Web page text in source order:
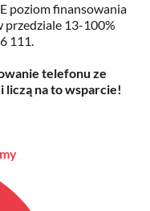
poziom finansowania
przedziale 13-100%
111.
telefonu ze
na to wsparcie!